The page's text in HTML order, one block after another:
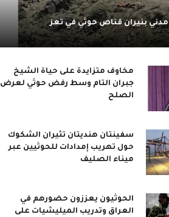
بنيران قناص حوثي في تعز
مخاوف متزايدة على حياة الشيخ
جبران التام وسط رفض حوثي لعرض
الصلح
سفينتان هنديتان تثيران الشكوك
حول تهريب إمدادات للحوثيين عبر
ميناء الصليف
الحوثيون يعززون حضورهم في
العراق وتدريب الميليشيات على